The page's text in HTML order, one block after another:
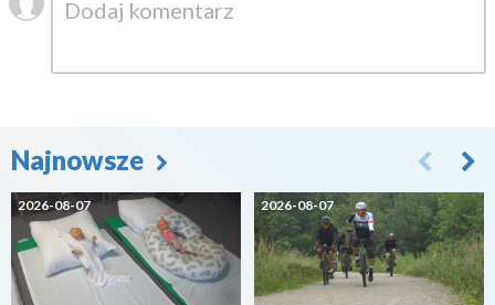
Najnowsze
2026-08-07 2026-08-07